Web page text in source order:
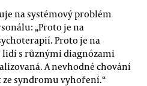
na systémový problém
„Proto je na
Proto je na
s různými diagnózami
A nevhodné chování
syndromu vyhoření.“